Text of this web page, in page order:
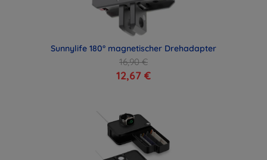
Sunnylife 180° magnetischer Drehadapter
16,90 €
12,67 €